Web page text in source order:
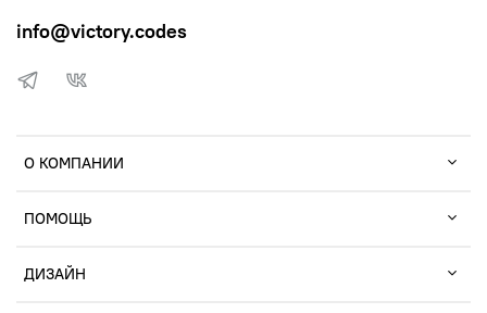
О КОМПАНИИ
ПОМОЩЬ
ДИЗАЙН
info@victory.codes